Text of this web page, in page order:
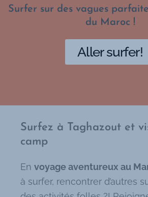
Surfer sur des vagues
du Maroc !​
Aller surfer!
Surfez à Taghazout et
camp​
En voyage aventureux au
à surfer, rencontrer d’autres